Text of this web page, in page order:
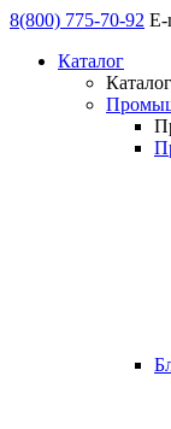
8(800) 775-70-92 E-
Каталог
Каталог